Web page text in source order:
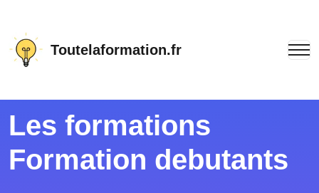
Toutelaformation.fr
Les formations
Formation debutants